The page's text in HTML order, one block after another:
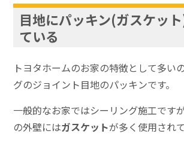
目地にパッキン(ガスケッ
ている
トヨタホームのお家の特徴として多い
グのジョイント目地のパッキンです。
一般的なお家ではシーリング施工です
の外壁にはガスケットが多く使用され